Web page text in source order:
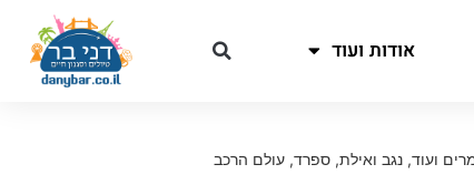
אודות ועוד
ועוד, נגב ואילת, ספרד, עולם הרכב